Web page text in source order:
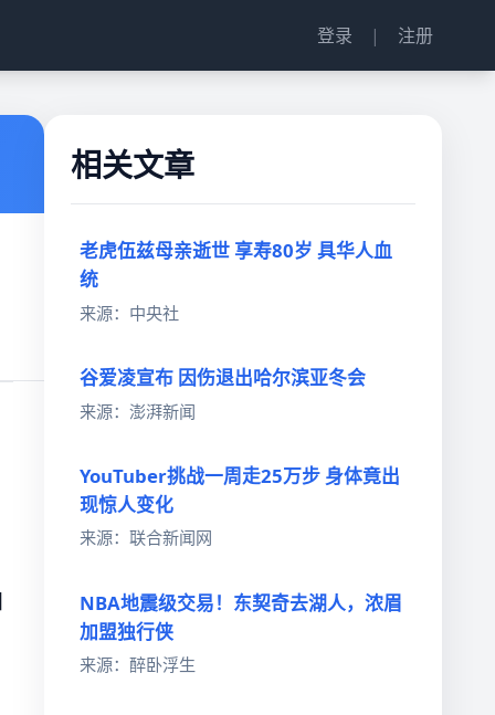
登录 | 注册
相关文章
老虎伍兹母亲逝世 享寿80岁 具华人血
统
来源：中央社
谷爱凌宣布 因伤退出哈尔滨亚冬会
来源：澎湃新闻
YouTuber挑战一周走25万步 身体竟出
现惊人变化
来源：联合新闻网
NBA地震级交易！东契奇去湖人，浓眉
加盟独行侠
来源：醉卧浮生